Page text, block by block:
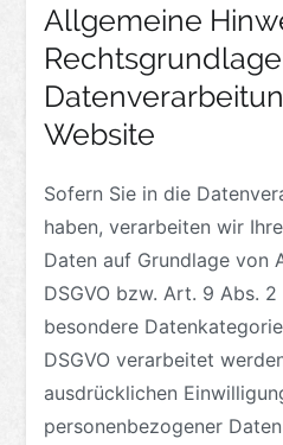
Allgemeine
Website
Sofern Sie in die
haben, verarbeiten wir
Daten auf Grundlage von
DSGVO bzw. Art. 9 Abs.
besondere
DSGVO verarbeitet
ausdrücklichen
personenbezogener